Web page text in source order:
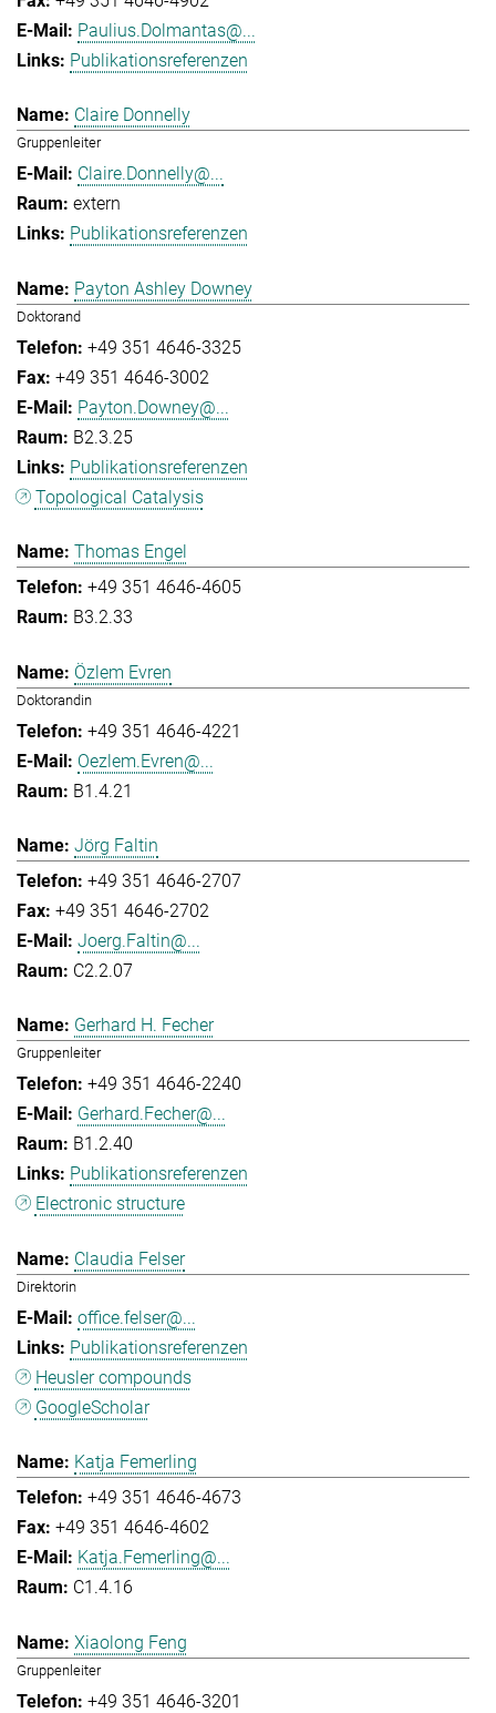
Paulius.Dolmantas@...
Publikationsreferenzen
Claire Donnelly
Gruppenleiter
Claire.Donnelly@...
extern
Publikationsreferenzen
Payton Ashley Downey
Doktorand
+49 351 4646-3325
+49 351 4646-3002
Payton.Downey@...
B2.3.25
Publikationsreferenzen
Topological Catalysis
Thomas Engel
+49 351 4646-4605
B3.2.33
Özlem Evren
Doktorandin
+49 351 4646-4221
Oezlem.Evren@...
B1.4.21
Jörg Faltin
+49 351 4646-2707
+49 351 4646-2702
Joerg.Faltin@...
C2.2.07
Gerhard H. Fecher
Gruppenleiter
+49 351 4646-2240
Gerhard.Fecher@...
B1.2.40
Publikationsreferenzen
Electronic structure
Claudia Felser
Direktorin
office.felser@...
Publikationsreferenzen
Heusler compounds
GoogleScholar
Katja Femerling
+49 351 4646-4673
+49 351 4646-4602
Katja.Femerling@...
C1.4.16
Xiaolong Feng
Gruppenleiter
+49 351 4646-3201